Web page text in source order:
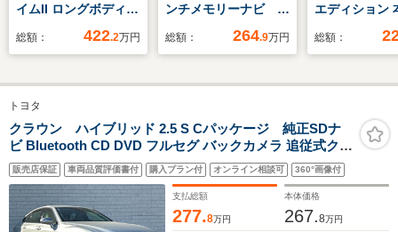
イムII ロングボディ
ディーゼルターボ デ
ーモニター インテリ
ジェントクリアランス
ソナー モデリスタフ
ルエアロ オーバーフ
ェンダー 純正7イン
チナビ LEDテールラ
ンプ NEO
SFIDA18インチAW
総額： 422.2万円
ンチメモリーナビ
TV DVD・CD再生機
ー プロパイロット
ライト フォグラン
プ インテリジェント
ルームミラー シンク
ロウェザー
総額： 264.9万円
エディション
ート8インチ
バックカメ
ーシート メ
ート BSM
ロアマット
インチAW
総額：
トヨタ
クラウン ハイブリッド 2.5 S Cパッケージ 純正SDナ
ビ Bluetooth CD DVD フルセグ バックカメラ 追従式クル
ーズコントロール レザーシート パワーシート シートヒー
ター シートクーラー ドライブレコーダー ETC 衝突被害
軽減システム コーナーセンサー
販売店保証 車両品質評価書付 購入プラン付 オンライン相談可 360°画像付
支払総額
277.8万円
本体価格
267.8万円